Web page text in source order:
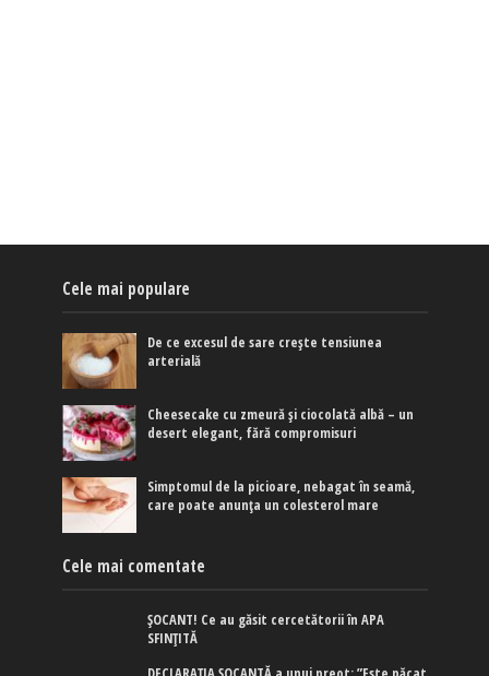
Cele mai populare
De ce excesul de sare crește tensiunea
arterială
Cheesecake cu zmeură și ciocolată albă – un
desert elegant, fără compromisuri
Simptomul de la picioare, nebagat în seamă,
care poate anunța un colesterol mare
Cele mai comentate
ȘOCANT! Ce au găsit cercetătorii în APA
SFINȚITĂ